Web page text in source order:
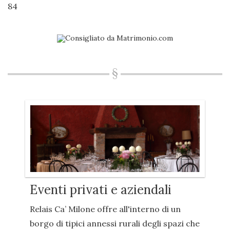
84
Eventi privati e aziendali
Relais Ca’ Milone offre all'interno di un
borgo di tipici annessi rurali degli spazi che